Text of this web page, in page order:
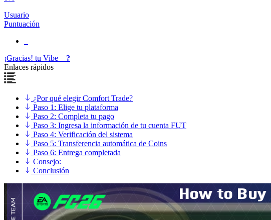
Usuario
Puntuación
¡Gracias! tu Vibe
?
Enlaces rápidos
¿Por qué elegir Comfort Trade?
Paso 1: Elige tu plataforma
Paso 2: Completa tu pago
Paso 3: Ingresa la información de tu cuenta FUT
Paso 4: Verificación del sistema
Paso 5: Transferencia automática de Coins
Paso 6: Entrega completada
Consejo:
Conclusión